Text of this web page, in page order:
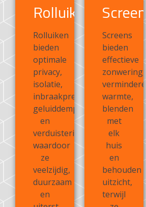
Rolluiken
Rolluiken
bieden
optimale
privacy,
isolatie,
inbraakpreventie,
geluiddemping
en
verduistering,
waardoor
ze
veelzijdig,
duurzaam
en
Screens
Screens
bieden
effectieve
zonwering,
verminderen
warmte,
blenden
met
elk
huis
en
behouden
uitzicht,
terwijl